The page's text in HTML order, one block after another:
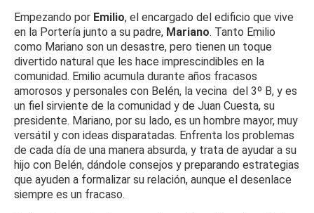
Empezando por Emilio, el encargado del edificio que vive
en la Portería junto a su padre, Mariano. Tanto Emilio
como Mariano son un desastre, pero tienen un toque
divertido natural que les hace imprescindibles en la
comunidad. Emilio acumula durante años fracasos
amorosos y personales con Belén, la vecina del 3º B, y es
un fiel sirviente de la comunidad y de Juan Cuesta, su
presidente. Mariano, por su lado, es un hombre mayor, muy
versátil y con ideas disparatadas. Enfrenta los problemas
de cada día de una manera absurda, y trata de ayudar a su
hijo con Belén, dándole consejos y preparando estrategias
que ayuden a formalizar su relación, aunque el desenlace
siempre es un fracaso.